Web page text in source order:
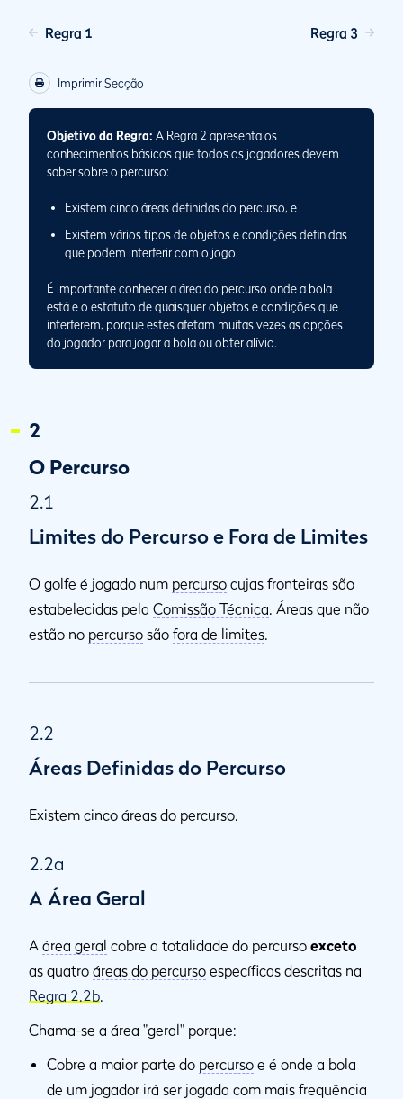
Regra 1 Regra 3
Imprimir Secção
Objetivo da Regra: A Regra 2 apresenta os
conhecimentos básicos que todos os jogadores devem
saber sobre o percurso:
Existem cinco áreas definidas do percurso, e
Existem vários tipos de objetos e condições definidas
que podem interferir com o jogo.
É importante conhecer a área do percurso onde a bola
está e o estatuto de quaisquer objetos e condições que
interferem, porque estes afetam muitas vezes as opções
do jogador para jogar a bola ou obter alívio.
2
O Percurso
2.1
Limites do Percurso e Fora de Limites
O golfe é jogado num percurso cujas fronteiras são
estabelecidas pela Comissão Técnica. Áreas que não
estão no percurso são fora de limites.
2.2
Áreas Definidas do Percurso
Existem cinco áreas do percurso.
2.2a
A Área Geral
A área geral cobre a totalidade do percurso exceto
as quatro áreas do percurso específicas descritas na
Regra 2.2b.
Chama-se a área "geral" porque:
Cobre a maior parte do percurso e é onde a bola
de um jogador irá ser jogada com mais frequência